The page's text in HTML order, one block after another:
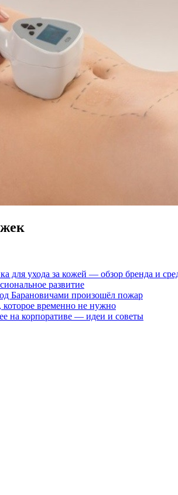
для ухода за кожей — обзор бренда и
развитие
Барановичами произошёл пожар
которое временно не нужно
на корпоративе — идеи и советы